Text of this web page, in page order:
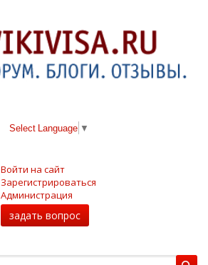
Select Language ▼
Войти на сайт
Зарегистрироваться
Администрация
задать вопрос